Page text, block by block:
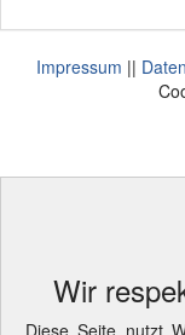
Impressum ||
Wir
Diese Seite nutzt